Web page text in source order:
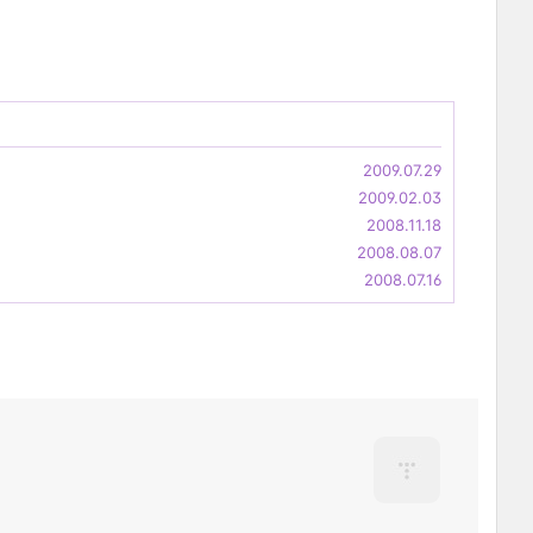
2009.07.29
2009.02.03
2008.11.18
2008.08.07
2008.07.16